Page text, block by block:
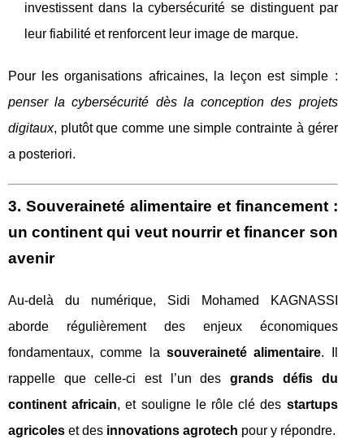
investissent dans la cybersécurité se distinguent par
leur fiabilité et renforcent leur image de marque.
Pour les organisations africaines, la leçon est simple :
penser la cybersécurité dès la conception des projets
digitaux, plutôt que comme une simple contrainte à gérer
a posteriori.
3. Souveraineté alimentaire et financement :
un continent qui veut nourrir et financer son
avenir
Au-delà du numérique, Sidi Mohamed KAGNASSI
aborde régulièrement des enjeux économiques
fondamentaux, comme la souveraineté alimentaire. Il
rappelle que celle-ci est l’un desgrands défis du
continent africain, et souligne le rôle clé des startups
agricoles et des innovations agrotech pour y répondre.